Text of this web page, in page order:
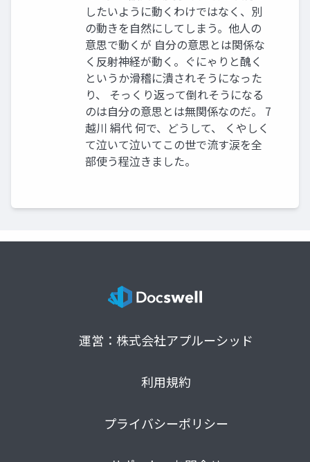
したいように動くわけではなく、別
の動きを自然にしてしまう。他人の
意思で動くが 自分の意思とは関係な
く反射神経が動く。ぐにゃりと醜く
というか滑稽に潰されそうになった
り、 そっくり返って倒れそうになる
のは自分の意思とは無関係なのだ。 7
越川 絹代 何で、どうして、 くやしく
て泣いて泣いてこの世で流す涙を全
部使う程泣きました。
運営：株式会社アプルーシッド
利用規約
プライバシーポリシー